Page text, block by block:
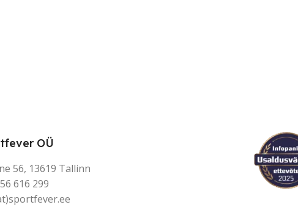
OÜ
56, 13619 Tallinn
616 299